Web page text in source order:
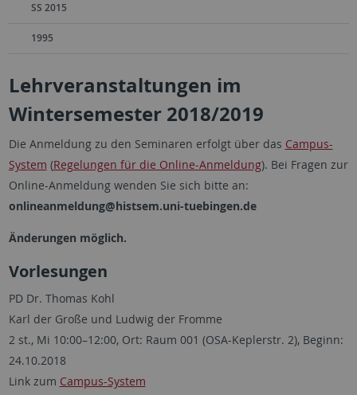
SS 2015
1995
Lehrveranstaltungen im
Wintersemester 2018/2019
Die Anmeldung zu den Seminaren erfolgt über das Campus-
System (Regelungen für die Online-Anmeldung). Bei Fragen zur
Online-Anmeldung wenden Sie sich bitte an:
onlineanmeldung@histsem.uni-tuebingen.de
Änderungen möglich.
Vorlesungen
PD Dr. Thomas Kohl
Karl der Große und Ludwig der Fromme
2 st., Mi 10:00–12:00, Ort: Raum 001 (OSA-Keplerstr. 2), Beginn:
24.10.2018
Link zum Campus-System